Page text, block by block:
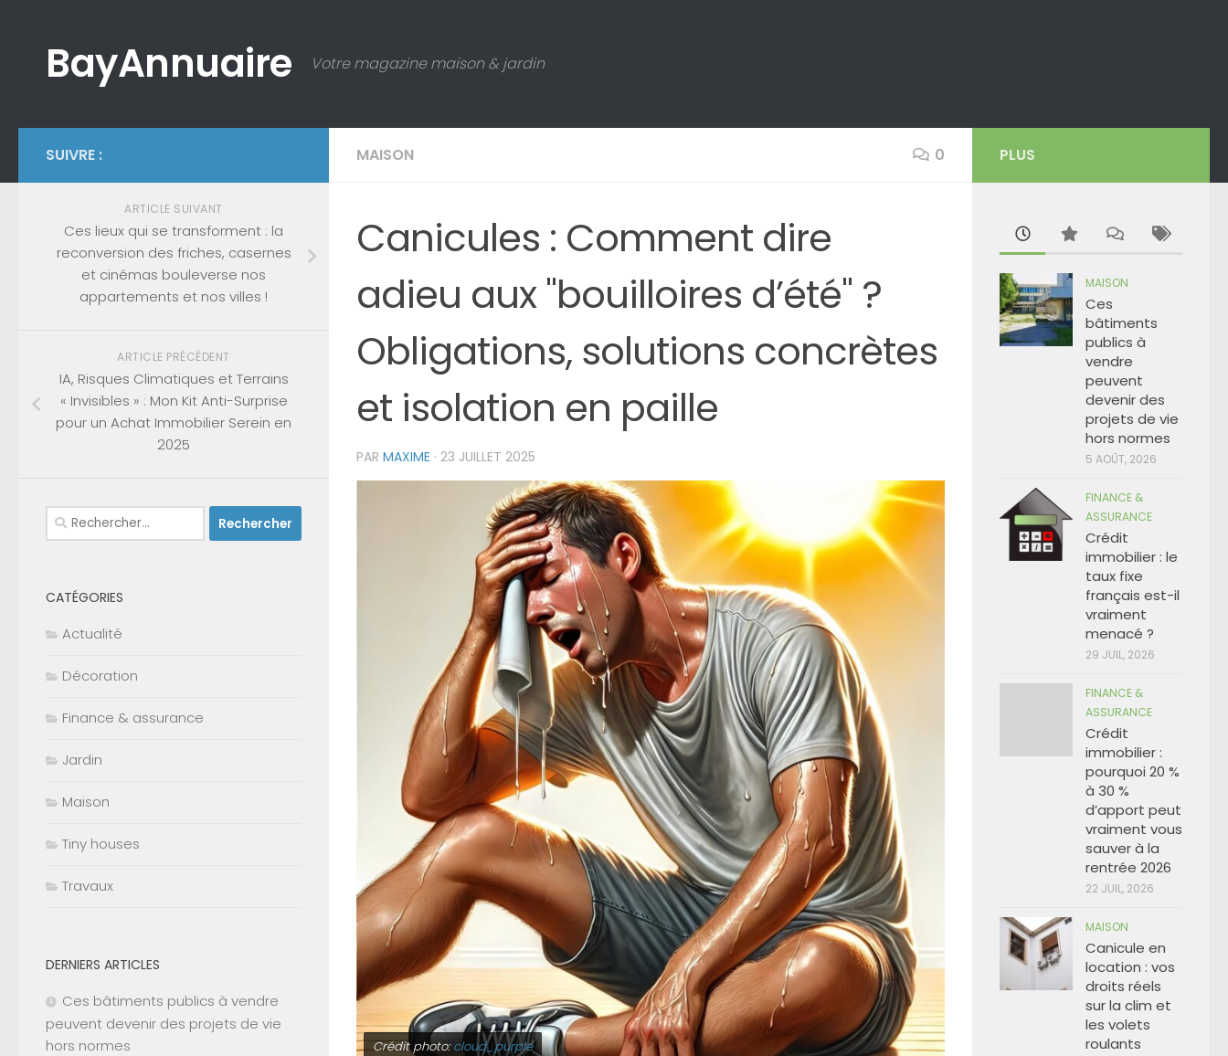
BayAnnuaire Votre magazine maison & jardin
MAISON 0
Canicules : Comment dire
adieu aux "bouilloires d’été" ?
Obligations, solutions concrètes
et isolation en paille
PAR MAXIME · 23 JUILLET 2025
Crédit photo:cloud_purple
SUIVRE :
ARTICLE SUIVANT
Ces lieux qui se transforment : la
reconversion des friches, casernes
et cinémas bouleverse nos
appartements et nos villes !
ARTICLE PRÉCÉDENT
IA, Risques Climatiques et Terrains
« Invisibles » : Mon Kit Anti-Surprise
pour un Achat Immobilier Serein en
2025
Rechercher :
CATÉGORIES
Actualité
Décoration
Finance & assurance
Jardin
Maison
Tiny houses
Travaux
DERNIERS ARTICLES
Ces bâtiments publics à vendre
peuvent devenir des projets de vie
hors normes
PLUS
MAISON
Ces
bâtiments
publics à
vendre
peuvent
devenir des
projets de vie
hors normes
5 AOÛT, 2026
FINANCE &
ASSURANCE
Crédit
immobilier : le
taux fixe
français est-il
vraiment
menacé ?
29 JUIL, 2026
FINANCE &
ASSURANCE
Crédit
immobilier :
pourquoi 20 %
à 30 %
d’apport peut
vraiment vous
sauver à la
rentrée 2026
22 JUIL, 2026
MAISON
Canicule en
location : vos
droits réels
sur la clim et
les volets
roulants